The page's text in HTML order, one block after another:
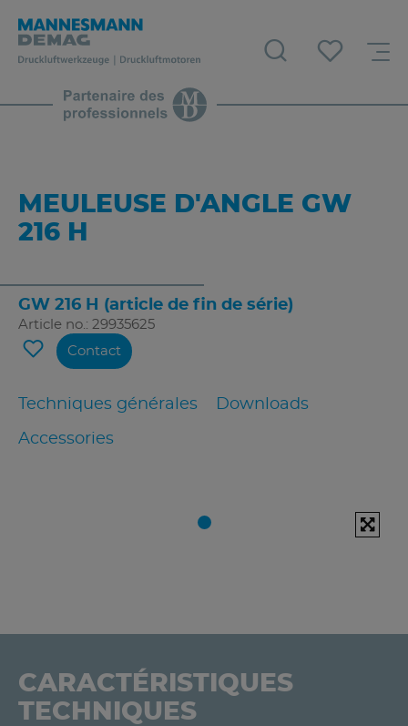
MEULEUSE D'ANGLE GW
216 H
GW 216 H (article de fin de série)
Article no.: 29935625
Techniques générales Downloads
Accessories
Contact
CARACTÉRISTIQUES
TECHNIQUES